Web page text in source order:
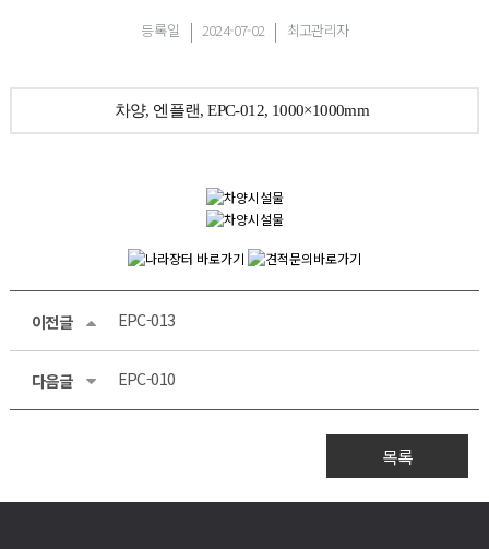
등록일 2024-07-02 최고관리자
차양, 엔플랜, EPC-012, 1000×1000mm
이전글 EPC-013
다음글 EPC-010
목록